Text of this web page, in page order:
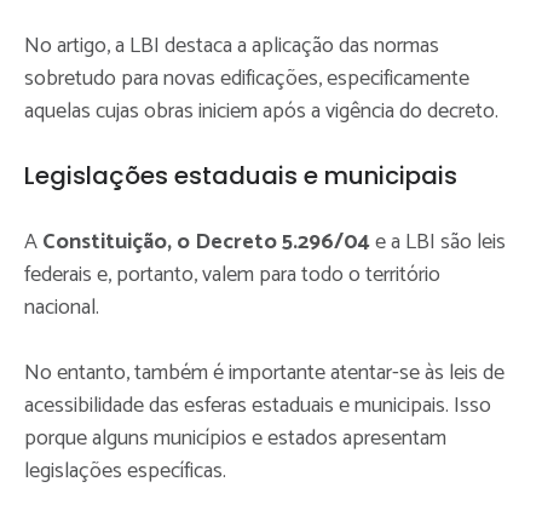
No artigo, a LBI destaca a aplicação das normas
sobretudo para novas edificações, especificamente
aquelas cujas obras iniciem após a vigência do decreto.
Legislações estaduais e municipais
AConstituição, o Decreto 5.296/04e a LBI são leis
federais e, portanto, valem para todo o território
nacional.
No entanto, também é importante atentar-se às leis de
acessibilidade das esferas estaduais e municipais. Isso
porque alguns municípios e estados apresentam
legislações específicas.